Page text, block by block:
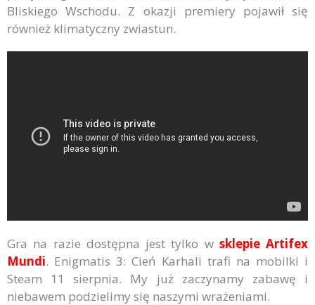
Bliskiego Wschodu. Z okazji premiery pojawił się
również klimatyczny zwiastun.
Gra na razie dostępna jest tylko w sklepie Artifex
Mundi. Enigmatis 3: Cień Karhali trafi na mobilki i
Steam 11 sierpnia. My już zaczynamy zabawę i
niebawem podzielimy się naszymi wrażeniami.